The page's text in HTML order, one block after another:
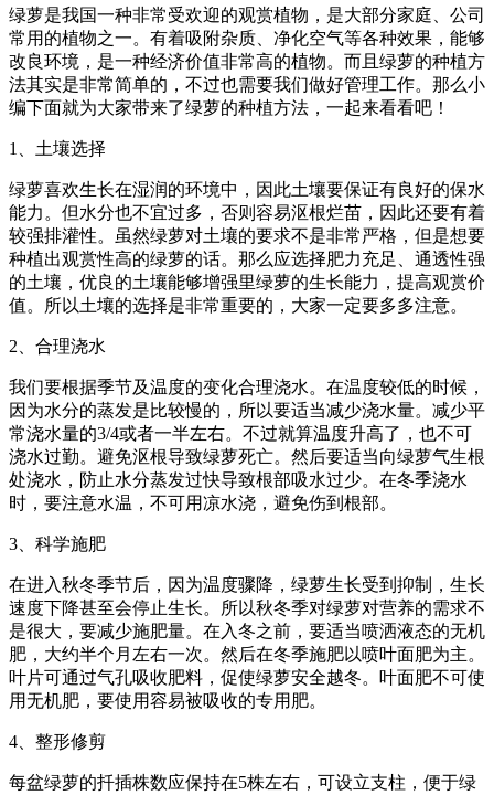
绿萝是我国一种非常受欢迎的观赏植物，是大部分家庭、公司
常用的植物之一。有着吸附杂质、净化空气等各种效果，能够
改良环境，是一种经济价值非常高的植物。而且绿萝的种植方
法其实是非常简单的，不过也需要我们做好管理工作。那么小
编下面就为大家带来了绿萝的种植方法，一起来看看吧！
1、土壤选择
绿萝喜欢生长在湿润的环境中，因此土壤要保证有良好的保水
能力。但水分也不宜过多，否则容易沤根烂苗，因此还要有着
较强排灌性。虽然绿萝对土壤的要求不是非常严格，但是想要
种植出观赏性高的绿萝的话。那么应选择肥力充足、通透性强
的土壤，优良的土壤能够增强里绿萝的生长能力，提高观赏价
值。所以土壤的选择是非常重要的，大家一定要多多注意。
2、合理浇水
我们要根据季节及温度的变化合理浇水。在温度较低的时候，
因为水分的蒸发是比较慢的，所以要适当减少浇水量。减少平
常浇水量的3/4或者一半左右。不过就算温度升高了，也不可
浇水过勤。避免沤根导致绿萝死亡。然后要适当向绿萝气生根
处浇水，防止水分蒸发过快导致根部吸水过少。在冬季浇水
时，要注意水温，不可用凉水浇，避免伤到根部。
3、科学施肥
在进入秋冬季节后，因为温度骤降，绿萝生长受到抑制，生长
速度下降甚至会停止生长。所以秋冬季对绿萝对营养的需求不
是很大，要减少施肥量。在入冬之前，要适当喷洒液态的无机
肥，大约半个月左右一次。然后在冬季施肥以喷叶面肥为主。
叶片可通过气孔吸收肥料，促使绿萝安全越冬。叶面肥不可使
用无机肥，要使用容易被吸收的专用肥。
4、整形修剪
每盆绿萝的扦插株数应保持在5株左右，可设立支柱，便于绿